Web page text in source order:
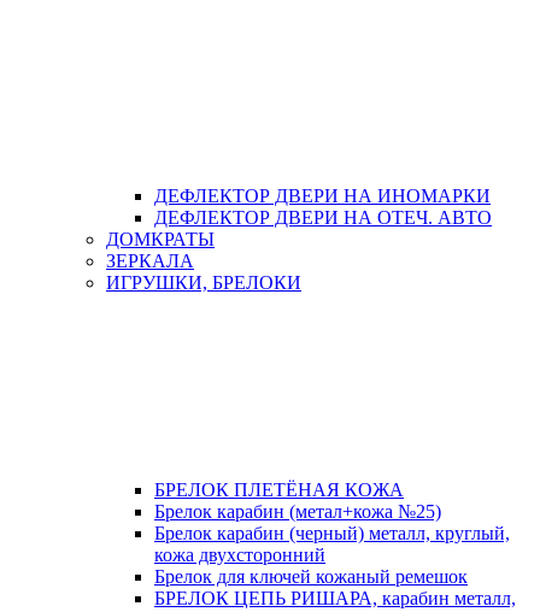
ДЕФЛЕКТОР ДВЕРИ НА ИНОМАРКИ
ДЕФЛЕКТОР ДВЕРИ НА ОТЕЧ. АВТО
ДОМКРАТЫ
ЗЕРКАЛА
ИГРУШКИ, БРЕЛОКИ
БРЕЛОК ПЛЕТЁНАЯ КОЖА
Брелок карабин (метал+кожа №25)
Брелок карабин (черный) металл, круглый,
кожа двухсторонний
Брелок для ключей кожаный ремешок
БРЕЛОК ЦЕПЬ РИШАРА, карабин металл,